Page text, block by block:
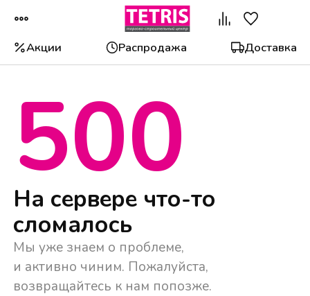
Акции Распродажа Доставка
500
На сервере что-то
сломалось
Мы уже знаем о проблеме,
и активно чиним. Пожалуйста,
возвращайтесь к нам попозже.